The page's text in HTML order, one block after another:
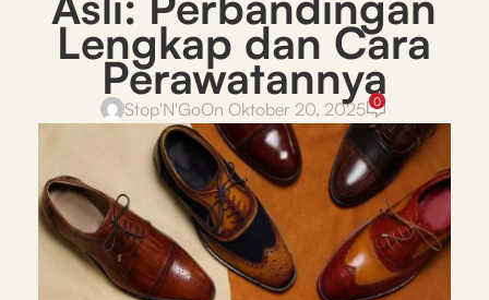
Lengkap dan Cara
Perawatannya
Stop'N'GoOn Oktober 20, 2025 0